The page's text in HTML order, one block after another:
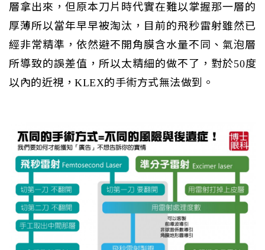
層拿出來，但原本刀片時代實在難以掌握那一層的
厚薄所以當年早早被淘汰，目前的飛秒雷射雖然已
經非常精準，依然避不開角膜含水量不同、氣泡層
所導致的誤差值，所以太精細的做不了，對於50度
以內的近視，KLEX的手術方式無法做到。